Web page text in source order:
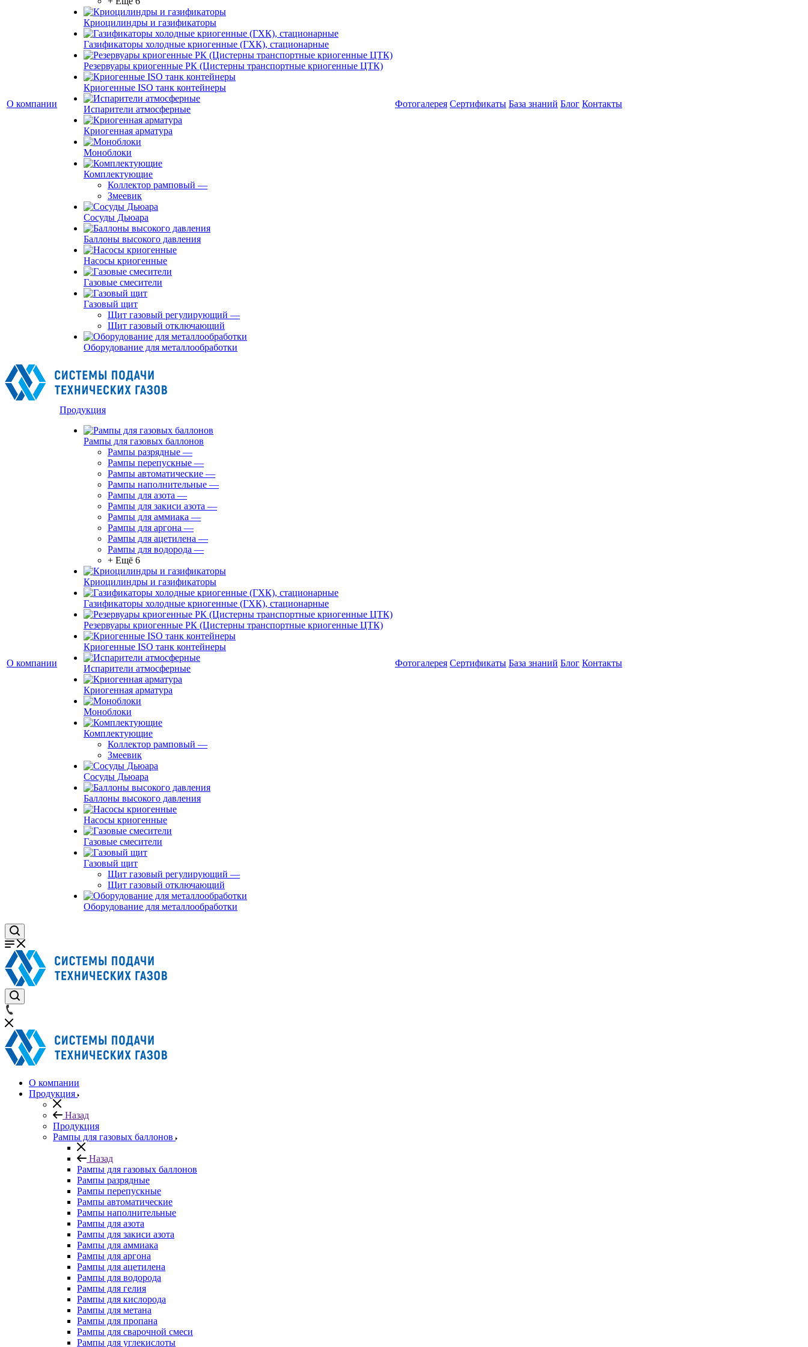
О компании
Криоцилиндры и газификаторы
Газификаторы холодные криогенные (ГХК), стационарные
Резервуары криогенные РК (Цистерны транспортные криогенные ЦТК)
Криогенные ISO танк контейнеры
Испарители атмосферные
Криогенная арматура
Моноблоки
Комплектующие
Коллектор рамповый —
Змеевик
Сосуды Дьюара
Баллоны высокого давления
Насосы криогенные
Газовые смесители
Газовый щит
Щит газовый регулирующий —
Щит газовый отключающий
Оборудование для металлообработки
Фотогалерея Сертификаты База знаний Блог Контакты
О компании
Продукция
Рампы для газовых баллонов
Рампы разрядные —
Рампы перепускные —
Рампы автоматические —
Рампы наполнительные —
Рампы для азота —
Рампы для закиси азота —
Рампы для аммиака —
Рампы для аргона —
Рампы для ацетилена —
Рампы для водорода —
+ Ещё 6
Криоцилиндры и газификаторы
Газификаторы холодные криогенные (ГХК), стационарные
Резервуары криогенные РК (Цистерны транспортные криогенные ЦТК)
Криогенные ISO танк контейнеры
Испарители атмосферные
Криогенная арматура
Моноблоки
Комплектующие
Коллектор рамповый —
Змеевик
Сосуды Дьюара
Баллоны высокого давления
Насосы криогенные
Газовые смесители
Газовый щит
Щит газовый регулирующий —
Щит газовый отключающий
Оборудование для металлообработки
Фотогалерея Сертификаты База знаний Блог Контакты
О компании
Продукция
Назад
Продукция
Рампы для газовых баллонов
Назад
Рампы для газовых баллонов
Рампы разрядные
Рампы перепускные
Рампы автоматические
Рампы наполнительные
Рампы для азота
Рампы для закиси азота
Рампы для аммиака
Рампы для аргона
Рампы для ацетилена
Рампы для водорода
Рампы для гелия
Рампы для кислорода
Рампы для метана
Рампы для пропана
Рампы для сварочной смеси
Рампы для углекислоты